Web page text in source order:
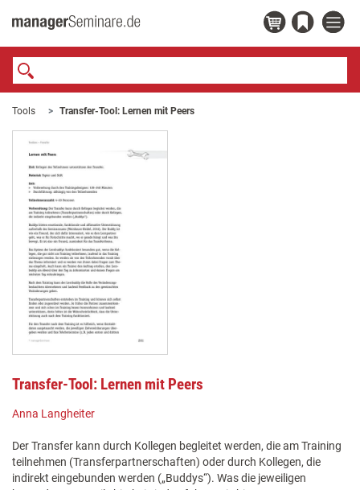
Tools Transfer-Tool: Lernen mit Peers
Transfer-Tool: Lernen mit Peers
Anna Langheiter
Der Transfer kann durch Kollegen begleitet werden, die am Training
teilnehmen (Transferpartnerschaften) oder durch Kollegen, die
indirekt eingebunden werden („Buddys“). Was die jeweiligen